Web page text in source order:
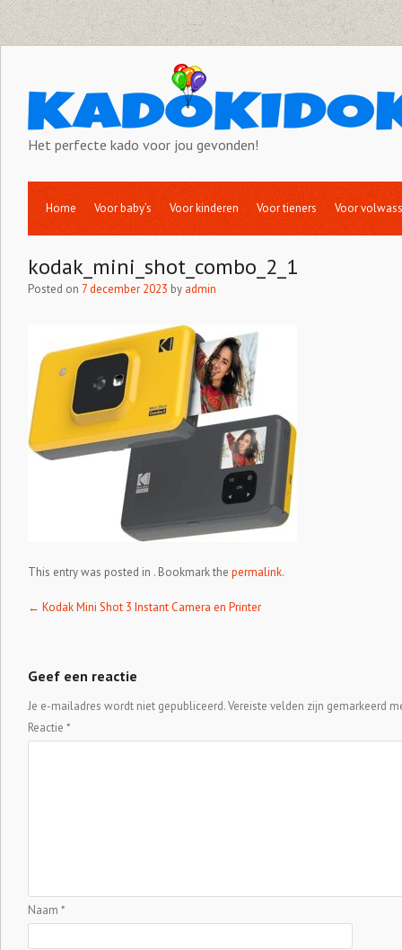
Het perfecte kado voor jou gevonden!
Home Voor baby’s Voor kinderen Voor tieners Voor
kodak_mini_shot_combo_2_1
Posted on 7 december 2023 by admin
This entry was posted in . Bookmark the permalink.
Post navigation
← Kodak Mini Shot 3 Instant Camera en Printer
Geef een reactie
Je e-mailadres wordt niet gepubliceerd.Vereiste velden zijn gemarkeerd
Reactie *
Naam *